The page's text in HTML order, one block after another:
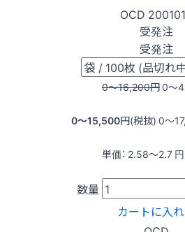
OCD
受発注
受発注
0〜16,200円0〜4
0〜15,500円(税抜) 0〜
単価： 2.58〜2.7
数量
カートに入